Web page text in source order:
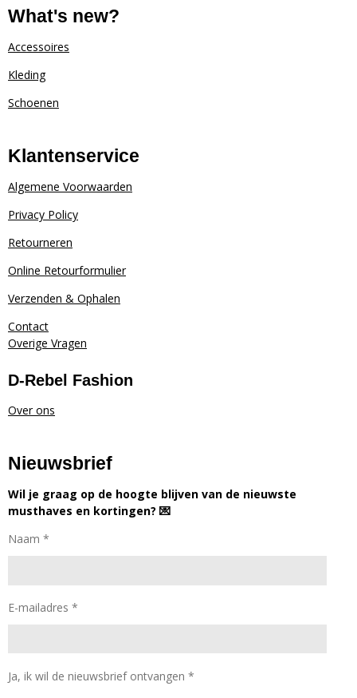
t
a
g
a
e
b
o
What's new?
Accessoires
Kleding
Schoenen
Klantenservice
Algemene Voorwaarden
Privacy Policy
Retourneren
Online Retourformulier
Verzenden & Ophalen
Contact
Overige Vragen
D-Rebel Fashion
Over ons
Nieuwsbrief
Wil je graag op de hoogte blijven van de nieuwste
musthaves en kortingen? 💌
Naam *
E-mailadres *
Ja, ik wil de nieuwsbrief ontvangen *